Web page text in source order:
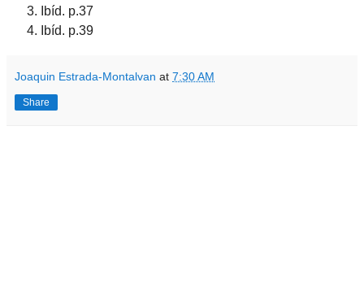
Ibíd. p.37
Ibíd. p.39
Joaquin Estrada-Montalvan at 7:30 AM
Share